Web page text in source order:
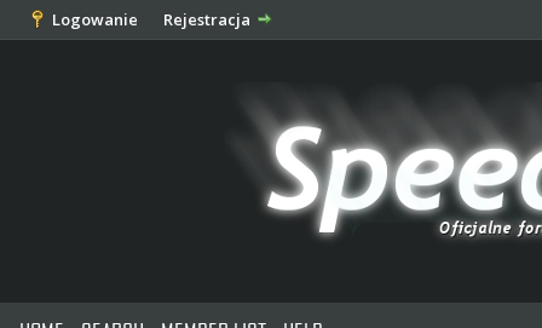
Logowanie Rejestracja